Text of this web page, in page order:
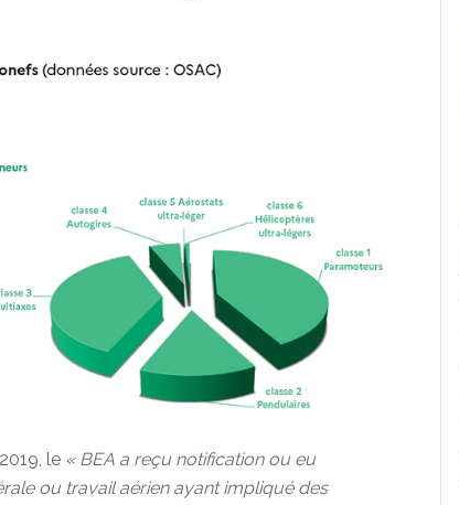
le « BEA a reçu notification ou eu
ou travail aérien ayant impliqué des